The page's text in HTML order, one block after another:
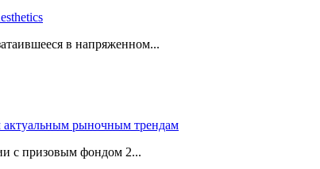
в напряженном...
рыночным трендам
с призовым фондом 2...